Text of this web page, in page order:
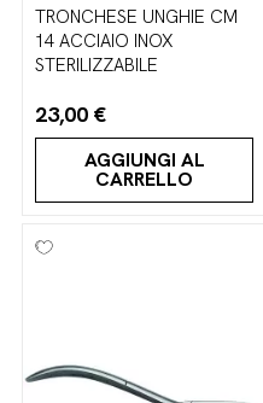
TRONCHESE UNGHIE CM
14 ACCIAIO INOX
STERILIZZABILE
23,00 €
AGGIUNGI AL
CARRELLO